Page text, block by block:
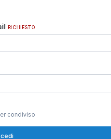
RICHIESTO
condiviso